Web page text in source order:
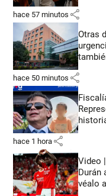
hace 57 minutos share
Otras
hace 50 minutos share
hace 1 hora share
Video
Durán
véalo